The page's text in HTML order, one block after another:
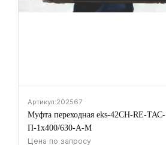
Артикул:202567
Муфта переходная eks-42CH-RE-ТАС-
П-1х400/630-А-M
Цена по запросу